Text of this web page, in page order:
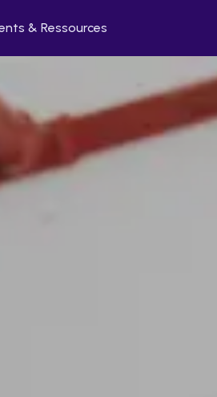
& Ressources